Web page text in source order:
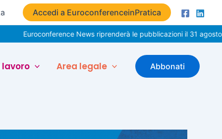
Accedi a EuroconferenceinPratica
News riprenderà le pubblicazioni il 31 agosto. Buone
lavoro Area legale Abbonati